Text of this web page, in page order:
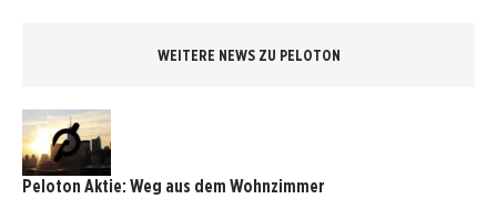
WEITERE NEWS ZU PELOTON
Peloton Aktie: Weg aus dem Wohnzimmer